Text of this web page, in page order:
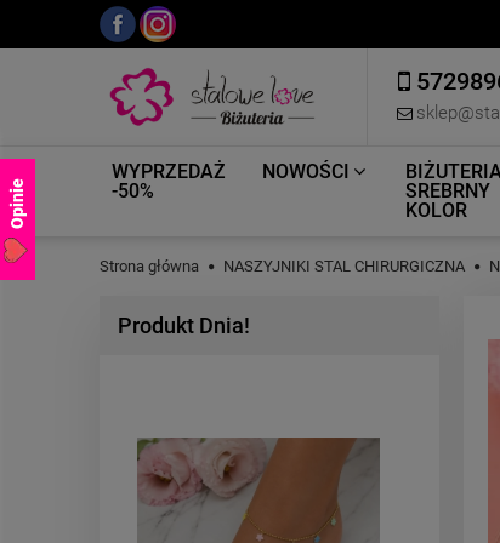
WYPRZEDAŻ
-50%
NOWOŚCI
SREBRNY
KOLOR
Strona główna NASZYJNIKI STAL CHIRURGICZNA
Produkt Dnia!
Opinie